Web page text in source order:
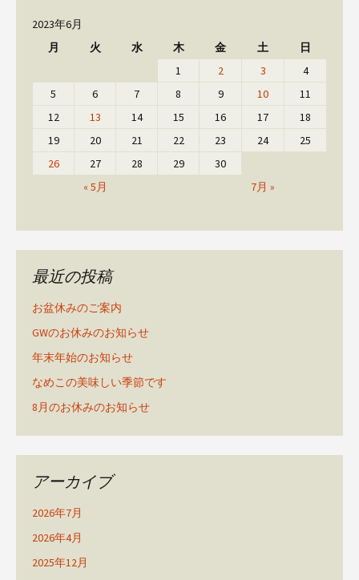
2023年6月
月
火 水 木 金 土 日
« 5月 7月 »
1 2 3
4
5
6 7 8 9 10
11
12
13 14 15 16 17
18
19
20 21 22 23 24
25
26
27 28 29 30
最近の投稿
お盆休みのご案内
GWのお休みのお知らせ
年末年始のお知らせ
なめこの美味しい季節です
8月のお休みのお知らせ
アーカイブ
2026年7月
2026年4月
2025年12月